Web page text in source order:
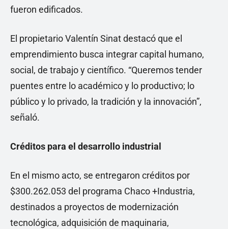
fueron edificados.
El propietario Valentín Sinat destacó que el
emprendimiento busca integrar capital humano,
social, de trabajo y científico. “Queremos tender
puentes entre lo académico y lo productivo; lo
público y lo privado, la tradición y la innovación”,
señaló.
Créditos para el desarrollo industrial
En el mismo acto, se entregaron créditos por
$300.262.053 del programa Chaco +Industria,
destinados a proyectos de modernización
tecnológica, adquisición de maquinaria,